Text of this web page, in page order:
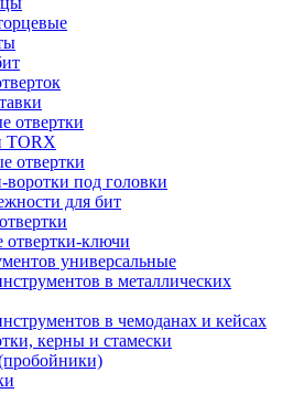
отвертки
TORX
отвертки
воротки под головки
для бит
отвертки-ключи
универсальные
в металлических
в чемоданах и кейсах
керны и стамески